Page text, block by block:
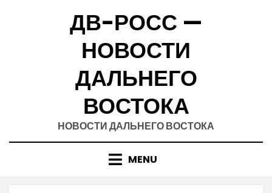
ДВ-РОСС —
НОВОСТИ
ДАЛЬНЕГО
ВОСТОКА
НОВОСТИ ДАЛЬНЕГО ВОСТОКА
MENU